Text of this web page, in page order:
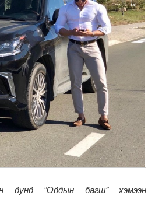
дунд “Оддын багш” хэмээн